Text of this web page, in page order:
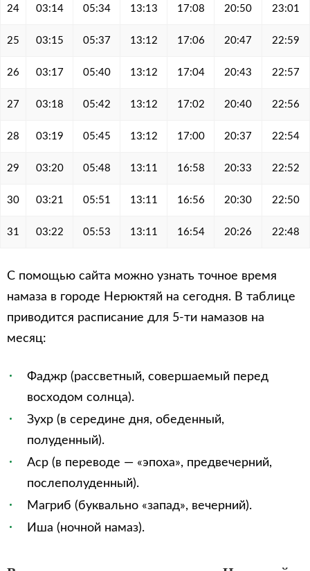
24 03:14 05:34 13:13 17:08 20:50 23:01
25 03:15 05:37 13:12 17:06 20:47 22:59
26 03:17 05:40 13:12 17:04 20:43 22:57
27 03:18 05:42 13:12 17:02 20:40 22:56
28 03:19 05:45 13:12 17:00 20:37 22:54
29 03:20 05:48 13:11 16:58 20:33 22:52
30 03:21 05:51 13:11 16:56 20:30 22:50
31 03:22 05:53 13:11 16:54 20:26 22:48
С помощью сайта можно узнать точное время
намаза в городе Нерюктяй на сегодня. В таблице
приводится расписание для 5-ти намазов на
месяц:
Фаджр (рассветный, совершаемый перед
восходом солнца).
Зухр (в середине дня, обеденный,
полуденный).
Аср (в переводе — «эпоха», предвечерний,
послеполуденный).
Магриб (буквально «запад», вечерний).
Иша (ночной намаз).